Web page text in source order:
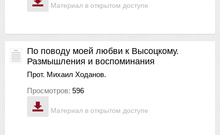
Материал в открытом доступе
Материал в открытом доступе
По поводу моей любви к Высоцкому.
Размышления и воспоминания
Прот. Михаил Ходанов.
Просмотров: 596